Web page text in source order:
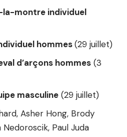
montre individuel
hommes(29 juillet)
d’arçons hommes (3
masculine (29 juillet)
Asher Hong, Brody
Paul Juda